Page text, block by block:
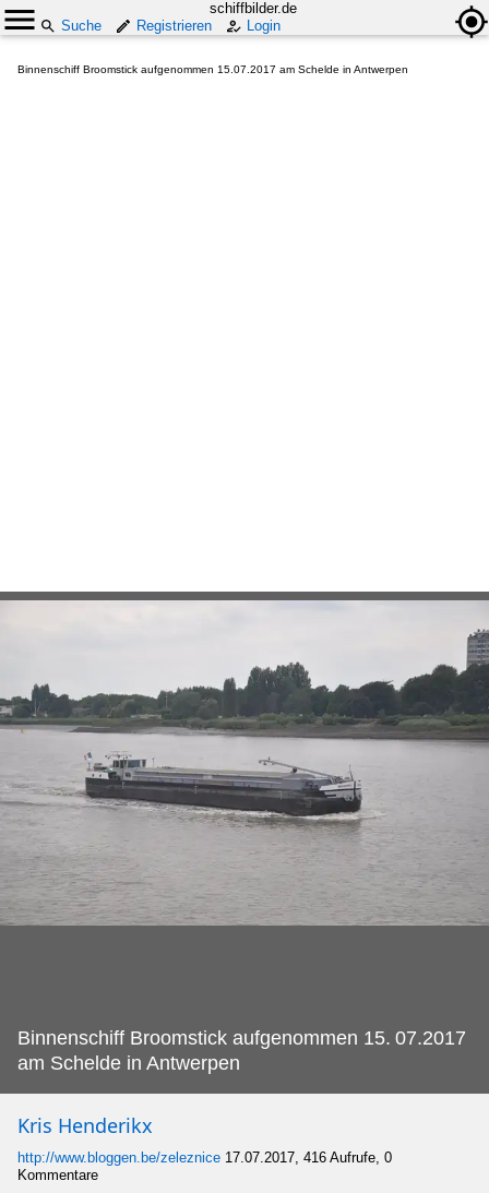
schiffbilder.de
Suche
Registrieren Login
Binnenschiff Broomstick aufgenommen 15.07.2017 am Schelde in Antwerpen
Binnenschiff Broomstick aufgenommen 15. 07.2017
am Schelde in Antwerpen
Kris Henderikx
http://www.bloggen.be/zeleznice 17.07.2017, 416 Aufrufe, 0
Kommentare